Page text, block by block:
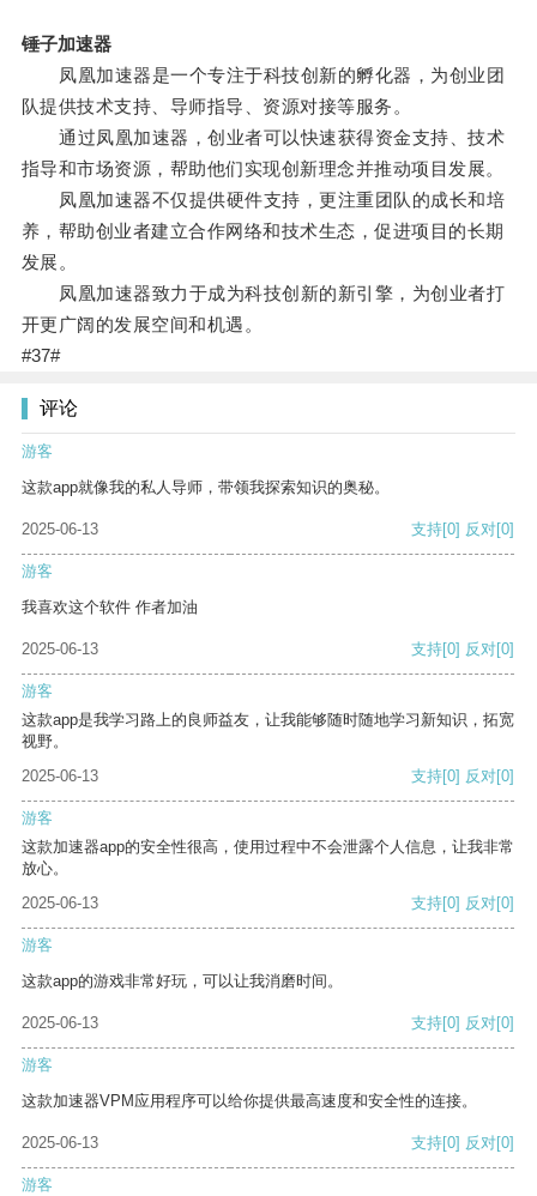
锤子加速器
凤凰加速器是一个专注于科技创新的孵化器，为创业团
队提供技术支持、导师指导、资源对接等服务。
通过凤凰加速器，创业者可以快速获得资金支持、技术
指导和市场资源，帮助他们实现创新理念并推动项目发展。
凤凰加速器不仅提供硬件支持，更注重团队的成长和培
养，帮助创业者建立合作网络和技术生态，促进项目的长期
发展。
凤凰加速器致力于成为科技创新的新引擎，为创业者打
开更广阔的发展空间和机遇。
#37#
评论
游客
这款app就像我的私人导师，带领我探索知识的奥秘。
2025-06-13 支持[0] 反对[0]
游客
我喜欢这个软件 作者加油
2025-06-13 支持[0] 反对[0]
游客
这款app是我学习路上的良师益友，让我能够随时随地学习新知识，拓宽
视野。
2025-06-13
支持[0] 反对[0]
游客
这款加速器app的安全性很高，使用过程中不会泄露个人信息，让我非常
放心。
2025-06-13
支持[0] 反对[0]
游客
这款app的游戏非常好玩，可以让我消磨时间。
2025-06-13 支持[0] 反对[0]
游客
这款加速器VPM应用程序可以给你提供最高速度和安全性的连接。
2025-06-13 支持[0] 反对[0]
游客